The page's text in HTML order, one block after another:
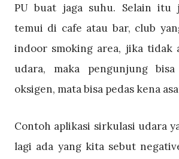
PU buat jaga suhu. Selain itu
temui di cafe atau bar, club
indoor smoking area, jika tidak
udara, maka pengunjung
oksigen, mata bisa pedas kena
Contoh aplikasi sirkulasi udara
lagi ada yang kita sebut